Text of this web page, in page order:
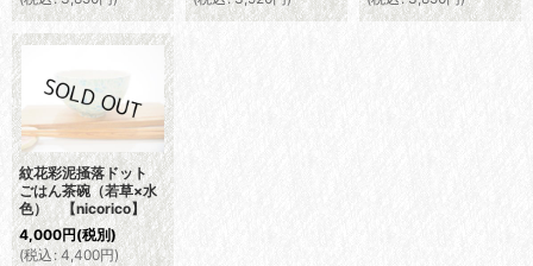
紋花彩泥掻落ドット
ごはん茶碗（若草×水
色） 【nicorico】
4,000円(税別)
(税込: 4,400円)